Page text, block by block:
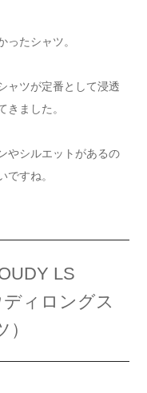
ったシャツ。
ャツが定番として浸透
きました。
やシルエットがあるの
ですね。
LS
ディロングス